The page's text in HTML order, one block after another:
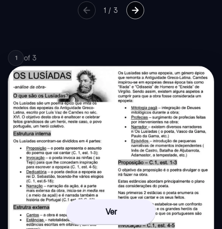
1 / 3
1 of 3
Ver